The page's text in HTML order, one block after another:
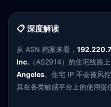
📋 深度解读
从 ASN 档案来看，
Inc. （AS2914）的住宅线路
Angeles。住宅 IP 不会被风
其在各类敏感平台上的使用提